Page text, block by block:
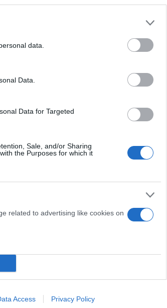
data.
Data.
Data for Targeted
Sale, and/or Sharing
the Purposes for which it
related to advertising like cookies on
Access Privacy Policy
Και οι μαϊμούδες έχουν κατοικίδια! Οι
"φιλίες" μεταξύ διαφορετικών ειδών